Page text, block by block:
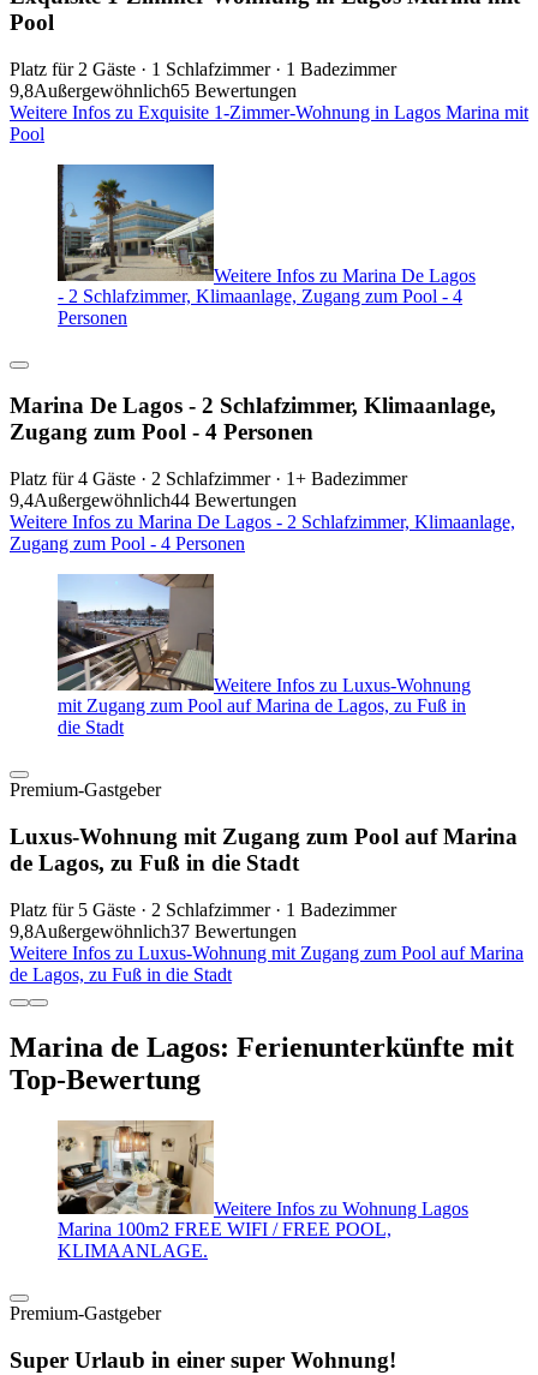
Pool
Platz für 2 Gäste · 1 Schlafzimmer · 1 Badezimmer
9,8Außergewöhnlich65 Bewertungen
Weitere Infos zu Exquisite 1-Zimmer-Wohnung in Lagos Marina mit
Pool
Weitere Infos zu Marina De Lagos
- 2 Schlafzimmer, Klimaanlage, Zugang zum Pool - 4
Personen
Marina De Lagos - 2 Schlafzimmer, Klimaanlage,
Zugang zum Pool - 4 Personen
Platz für 4 Gäste · 2 Schlafzimmer · 1+ Badezimmer
9,4Außergewöhnlich44 Bewertungen
Weitere Infos zu Marina De Lagos - 2 Schlafzimmer, Klimaanlage,
Zugang zum Pool - 4 Personen
Weitere Infos zu Luxus-Wohnung
mit Zugang zum Pool auf Marina de Lagos, zu Fuß in
die Stadt
Premium-Gastgeber
Luxus-Wohnung mit Zugang zum Pool auf Marina
de Lagos, zu Fuß in die Stadt
Platz für 5 Gäste · 2 Schlafzimmer · 1 Badezimmer
9,8Außergewöhnlich37 Bewertungen
Weitere Infos zu Luxus-Wohnung mit Zugang zum Pool auf Marina
de Lagos, zu Fuß in die Stadt
Marina de Lagos: Ferienunterkünfte mit
Top-Bewertung
Weitere Infos zu Wohnung Lagos
Marina 100m2 FREE WIFI / FREE POOL,
KLIMAANLAGE.
Premium-Gastgeber
Super Urlaub in einer super Wohnung!